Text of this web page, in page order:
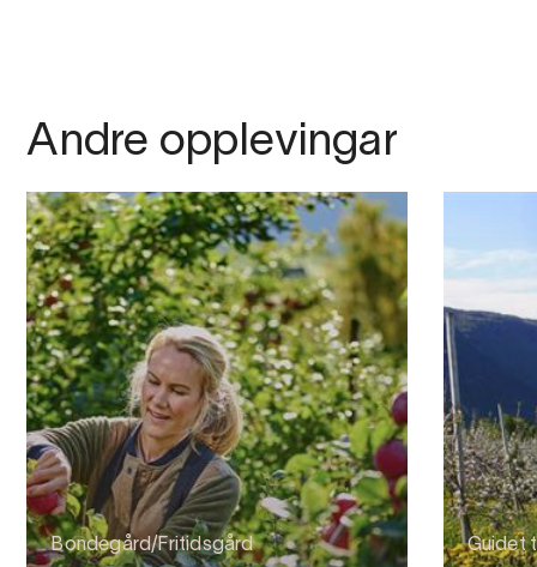
Andre opplevingar
Bondegård/Fritidsgård Guidet